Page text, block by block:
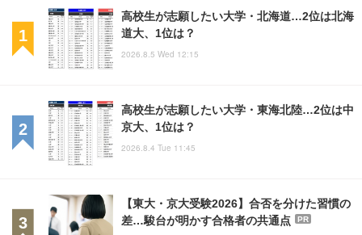
高校生が志願したい大学・北海道…2位は北海
道大、1位は？
2026.8.5 Wed 12:15
高校生が志願したい大学・東海北陸…2位は中
京大、1位は？
2026.8.4 Tue 11:45
【東大・京大受験2026】合否を分けた習慣の
差…駿台が明かす合格者の共通点
PR